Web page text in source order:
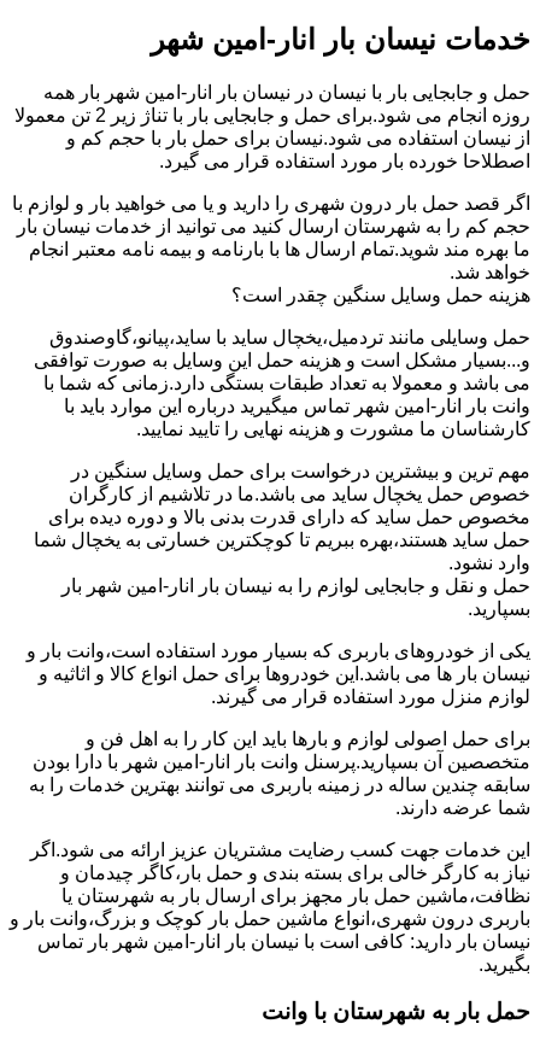
خدمات نیسان بار انار-امین شهر
حمل و جابجایی بار با نیسان در نیسان بار انار-امین شهر بار همه
روزه انجام می شود.برای حمل و جابجایی بار با تناژ زیر 2 تن معمولا
از نیسان استفاده می شود.نیسان برای حمل بار با حجم کم و
اصطلاحا خورده بار مورد استفاده قرار می گیرد.
اگر قصد حمل بار درون شهری را دارید و یا می خواهید بار و لوازم با
حجم کم را به شهرستان ارسال کنید می توانید از خدمات نیسان بار
ما بهره مند شوید.تمام ارسال ها با بارنامه و بیمه نامه معتبر انجام
خواهد شد.
هزینه حمل وسایل سنگین چقدر است؟
حمل وسایلی مانند تردمیل،یخچال ساید با ساید،پیانو،گاوصندوق
و...بسیار مشکل است و هزینه حمل این وسایل به صورت توافقی
می باشد و معمولا به تعداد طبقات بستگی دارد.زمانی که شما با
وانت بار انار-امین شهر تماس میگیرید درباره این موارد باید با
کارشناسان ما مشورت و هزینه نهایی را تایید نمایید.
مهم ترین و بیشترین درخواست برای حمل وسایل سنگین در
خصوص حمل یخچال ساید می باشد.ما در تلاشیم از کارگران
مخصوص حمل ساید که دارای قدرت بدنی بالا و دوره دیده برای
حمل ساید هستند،بهره ببریم تا کوچکترین خسارتی به یخچال شما
وارد نشود.
حمل و نقل و جابجایی لوازم را به نیسان بار انار-امین شهر بار
بسپارید.
یکی از خودروهای باربری که بسیار مورد استفاده است،وانت بار و
نیسان بار ها می باشد.این خودروها برای حمل انواع کالا و اثاثیه و
لوازم منزل مورد استفاده قرار می گیرند.
برای حمل اصولی لوازم و بارها باید این کار را به اهل فن و
متخصصین آن بسپارید.پرسنل وانت بار انار-امین شهر با دارا بودن
سابقه چندین ساله در زمینه باربری می توانند بهترین خدمات را به
شما عرضه دارند.
این خدمات جهت کسب رضایت مشتریان عزیز ارائه می شود.اگر
نیاز به کارگر خالی برای بسته بندی و حمل بار،کاگر چیدمان و
نظافت،ماشین حمل بار مجهز برای ارسال بار به شهرستان یا
باربری درون شهری،انواع ماشین حمل بار کوچک و بزرگ،وانت بار و
نیسان بار دارید: کافی است با نیسان بار انار-امین شهر بار تماس
بگیرید.
حمل بار به شهرستان با وانت